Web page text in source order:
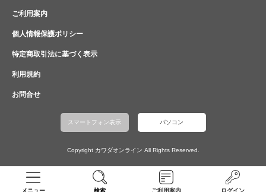
メニュー 検索 ご利用案内 ログイン
ご利用案内
個人情報保護ポリシー
特定商取引法に基づく表示
利用規約
お問合せ
スマートフォン表示 パソコン
Copyright カワダオンライン All Rights Reserved.